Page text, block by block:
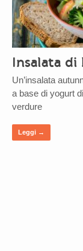
Insalata
Un’insalata
a base di yogurt
verdure
Leggi →